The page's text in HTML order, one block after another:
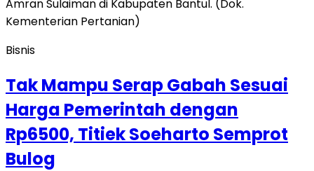
Bisnis
Tak Mampu Serap Gabah Sesuai
Harga Pemerintah dengan
Rp6500, Titiek Soeharto Semprot
Bulog